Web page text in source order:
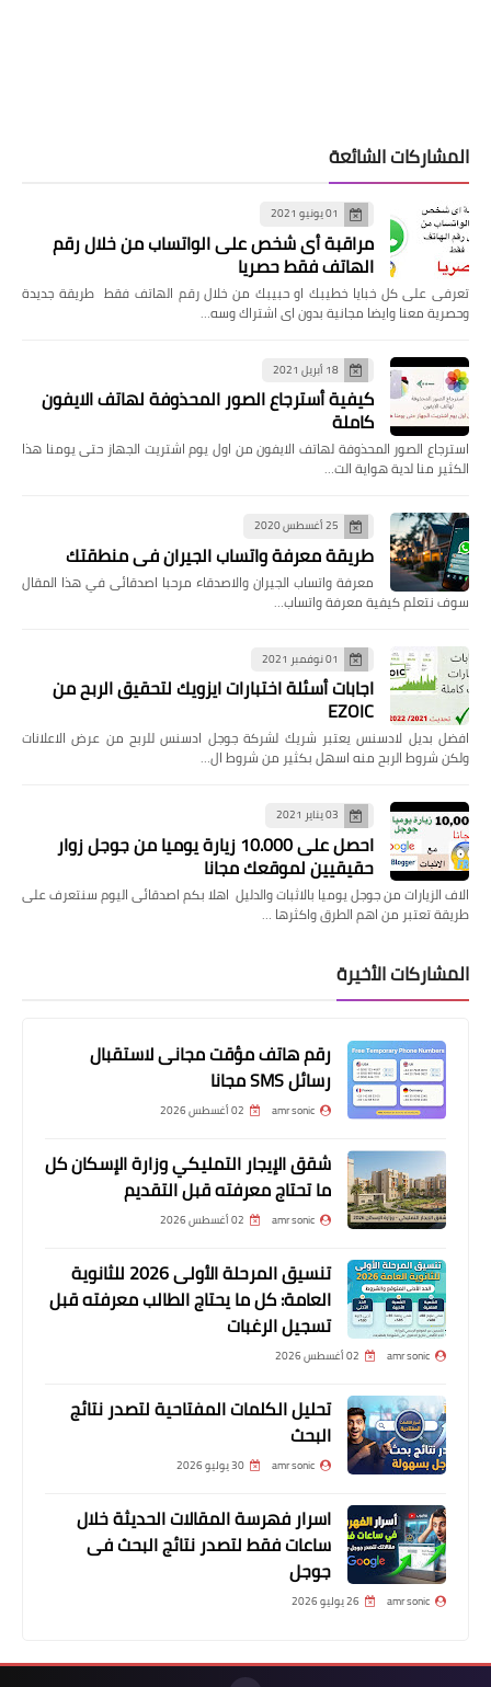
المشاركات الشائعة
01 يونيو 2021
مراقبة أى شخص على الواتساب من خلال رقم
الهاتف فقط حصريا
تعرفى على كل خبايا خطيبك او حبيبك من خلال رقم الهاتف فقط طريقة جديدة
وحصرية معنا وايضا مجانية بدون اى اشتراك وسه…
18 أبريل 2021
كيفية أسترجاع الصور المحذوفة لهاتف الايفون
كاملة
استرجاع الصور المحذوفة لهاتف الايفون من اول يوم اشتريت الجهاز حتى يومنا هذا
الكثير منا لدية هواية الت…
25 أغسطس 2020
طريقة معرفة واتساب الجيران في منطقتك
معرفة واتساب الجيران والاصدقاء مرحبا اصدقائى في هذا المقال
سوف نتعلم كيفية معرفة واتساب…
01 نوفمبر 2021
اجابات أسئلة اختبارات ايزويك لتحقيق الربح من
EZOIC
افضل بديل لادسنس يعتبر شريك لشركة جوجل ادسنس للربح من عرض الاعلانات
ولكن شروط الربح منه اسهل بكثير من شروط ال…
03 يناير 2021
احصل على 10.000 زيارة يوميا من جوجل زوار
حقيقيين لموقعك مجانا
الاف الزيارات من جوجل يوميا بالاثبات والدليل اهلا بكم اصدقائى اليوم سنتعرف على
طريقة تعتبر من اهم الطرق واكثرها …
المشاركات الأخيرة
رقم هاتف مؤقت مجانى لاستقبال
رسائل SMS مجانا
amr sonic 02 أغسطس 2026
شقق الإيجار التمليكي وزارة الإسكان كل
ما تحتاج معرفته قبل التقديم
amr sonic 02 أغسطس 2026
تنسيق المرحلة الأولى 2026 للثانوية
العامة: كل ما يحتاج الطالب معرفته قبل
تسجيل الرغبات
amr sonic 02 أغسطس 2026
تحليل الكلمات المفتاحية لتصدر نتائج
البحث
amr sonic 30 يوليو 2026
اسرار فهرسة المقالات الحديثة خلال
ساعات فقط لتصدر نتائج البحث فى
جوجل
amr sonic 26 يوليو 2026